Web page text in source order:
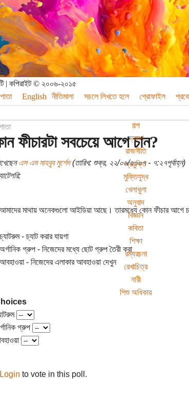
| কপিরাইট © ২০০৬-২০১৫
English নীতিমালা সচলে লিখতে হলে প্রোফাইল
গল্প
ভ্রমণ
রাজনীতি
প্রযুক্তি
মুক্তিযুদ্ধ
খেলাধুলা
অনুবাদ
বিজ্ঞান
কবিতা
শিক্ষা
রম্যরচনা
রেখাচিত্র
নারী
শিশু অধিকার
ফীচারটা সবচেয়ে আগে চান?
এস এম মাহবুব মুর্শেদ(তারিখ: শুক্র, ২২/০৬/২০০৭ - ৭:২৭পূর্বাহ্ন)
আমাদের মাথায় অনেকগুলো আইডিয়া আছে। তারমধ্যে কোন ফীচার আগে
- চ্যাট করার যায়গা
অর্গানিক গ্রুপ - নিজেদের মধ্যে ছোট গ্রুপ তৈরী করা
আবহাওয়া - নিজেদের এলাকার আবহাওয়া দেখুন
গ্রুপ
Login to vote in this poll.